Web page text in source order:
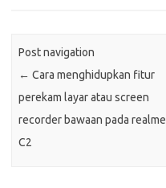
Post navigation
← Cara menghidupkan fitur
perekam layar atau screen
recorder bawaan pada realme
C2